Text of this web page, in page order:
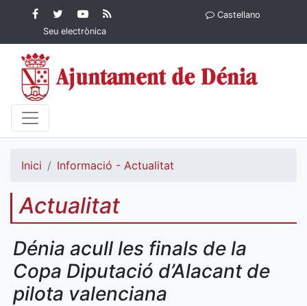
Contingut principalFacebook
Ajuntament de Dénia
Twitter
Ajuntament de
Dénia
YouTube
Ajuntament
de Dénia
Ajuntament
Seu electrònica
Castellano
Inici Informació - Actualitat
Actualitat
Dénia acull les finals de la
Copa Diputació d’Alacant de
pilota valenciana